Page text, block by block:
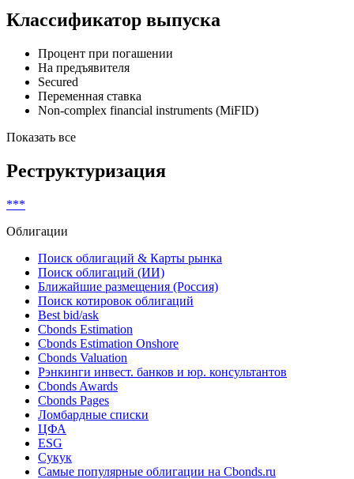
Классификатор выпуска
Процент при погашении
На предъявителя
Secured
Переменная ставка
Non-complex financial instruments (MiFID)
Показать все
Реструктуризация
***
Облигации
Поиск облигаций & Карты рынка
Поиск облигаций (ИИ)
Ближайшие размещения (Россия)
Поиск котировок облигаций
Best bid/ask
Cbonds Estimation
Cbonds Estimation Onshore
Cbonds Valuation
Рэнкинги инвест. банков и юр. консультантов
Cbonds Awards
Cbonds Pages
Ломбардные списки
ЦФА
ESG
Сукук
Самые популярные облигации на Cbonds.ru